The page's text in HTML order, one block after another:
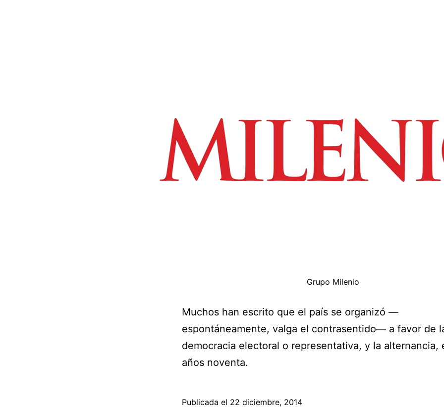
Grupo Milenio
Muchos han escrito que el país se organizó —
espontáneamente, valga el contrasentido— a favor de
democracia electoral o representativa, y la alternancia,
años noventa.
Publicada el 22 diciembre, 2014